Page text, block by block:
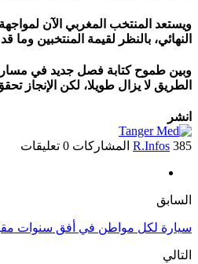
النهائي، بالنظر لقيمة المنتخبين
وبين طموح كتابة فصل جديد في مسار
الطريق لا يزال طويلا، لكن الإنجاز
انشر
R.Infos 385 المشاركات 0 تعليقات
السابق
سيارة لكل مواطن في أفق سنوات
التالي